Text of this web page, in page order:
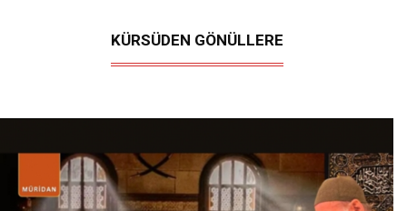
KÜRSÜDEN GÖNÜLLERE